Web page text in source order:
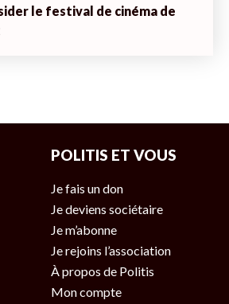
le festival de cinéma de
POLITIS ET VOUS
Je fais un don
Je deviens sociétaire
Je m’abonne
Je rejoins l’association
À propos de Politis
Mon compte